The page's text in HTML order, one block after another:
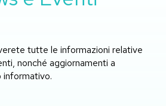
tutte le informazioni relative
nonché aggiornamenti a